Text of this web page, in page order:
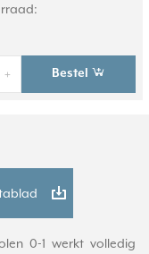
+ Bestel
0-1 werkt volledig